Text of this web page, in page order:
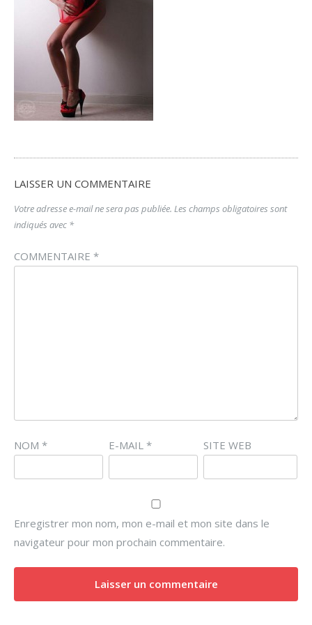
LAISSER UN COMMENTAIRE
Votre adresse e-mail ne sera pas publiée. Les champs obligatoires sont
indiqués avec *
COMMENTAIRE *
NOM * E-MAIL * SITE WEB
Enregistrer mon nom, mon e-mail et mon site dans le
navigateur pour mon prochain commentaire.